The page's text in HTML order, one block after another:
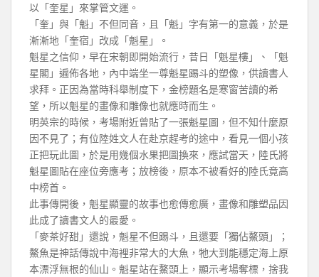
以「奎星」來掌管文運。
「奎」與「魁」不但同音，且「魁」字有第一的意義，於是
漸漸地「奎宿」改成「魁星」。
魁星之信仰，早在宋朝即開始流行，昔日「魁星樓」、「魁
星閣」遍佈各地，內中端坐一尊魁星踢斗的塑像，供讀書人
求拜。正因為當時科舉制度下，金榜題名是寒窗苦讀的希
望，所以魁星的畫像和雕像也就應時而生。
明英宗的時候，考場附近曾貼了一張魁星圖，但不知什麼原
因不見了；有位陸姓文人在赴京趕考的途中，看見一個小孩
正把玩此圖，於是用幾個水果把圖換來，應試當天，陸氏將
魁星圖貼在座位旁應考；放榜後，原本不被看好的陸氏竟高
中榜首。
此事傳開後，魁星顯靈的故事也愈傳愈廣，畫像和雕塑品因
此成了讀書文人的最愛。
「麥茶好甜」還說，魁星不但踢斗，且還要「獨佔鰲頭」；
鰲魚是神話傳說中海裡非常大的大魚，牠大到能穩定海上原
本漂浮無根的仙山。魁星站在鰲頭上，顯示考場奪標，捨我